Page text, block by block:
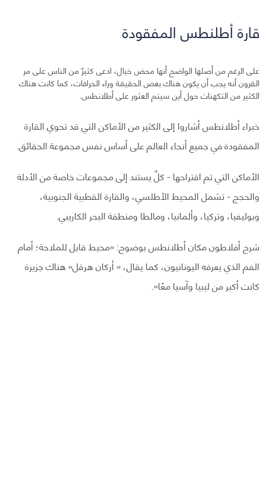
قارة أطلنطس المفقودة
على الرغم من أصلها الواضح أنها محض خيال، ادعى كثيرٌ من الناس على مر
القرون أنه يجب أن يكون هناك بعض الحقيقة وراء الخرافات، كما كانت هناك
الكثير من التكهنات حول أين سيتم العثور على أطلانطس.
خبراء أطلانطس أشاروا إلى الكثير من الأماكن التي قد تحوي القارة
المفقودة في جميع أنحاء العالم على أساس نفس مجموعة الحقائق.
الأماكن التي تم اقتراحها - كلٌ يستند إلى مجموعات خاصة من الأدلة
والحجج - تشمل المحيط الأطلسي، والقارة القطبية الجنوبية،
وبوليفيا، وتركيا، وألمانيا، ومالطا ومنطقة البحر الكاريبي.
شرح أفلاطون مكان أطلانطس بوضوح: «محيط قابل للملاحة؛ أمام
الفم الذي يعرفه اليونانيون، كما يقال، « أركان هرقل» هناك جزيرة
كانت أكبر من ليبيا وآسيا معًا».